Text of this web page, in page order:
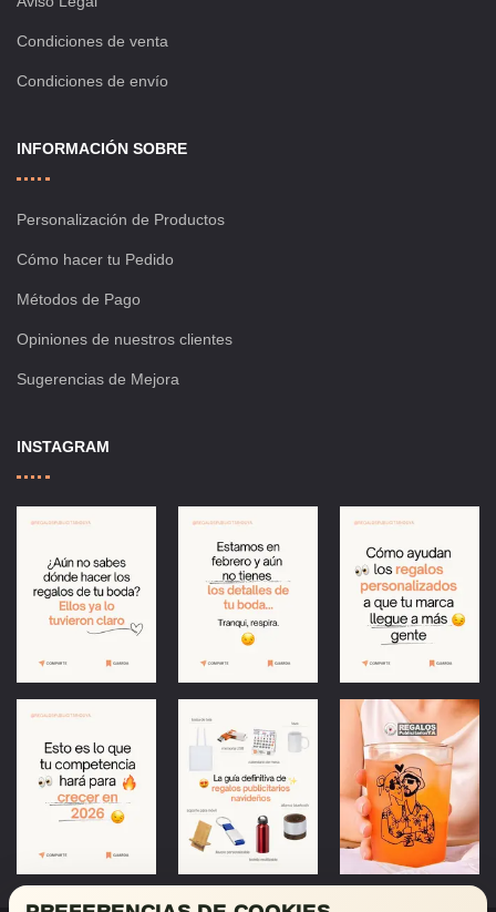
Condiciones de venta
Condiciones de envío
INFORMACIÓN SOBRE
Personalización de Productos
Cómo hacer tu Pedido
Métodos de Pago
Opiniones de nuestros clientes
Sugerencias de Mejora
INSTAGRAM